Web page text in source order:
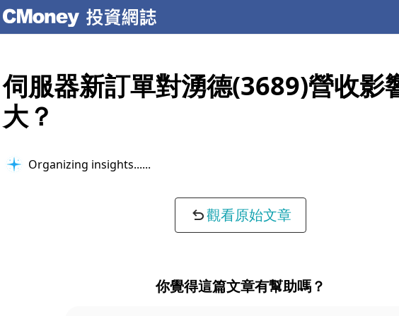
伺服器新訂單對湧德(3689)營收影
大？
Organizing insights...
觀看原始文章
你覺得這篇文章有幫助嗎？